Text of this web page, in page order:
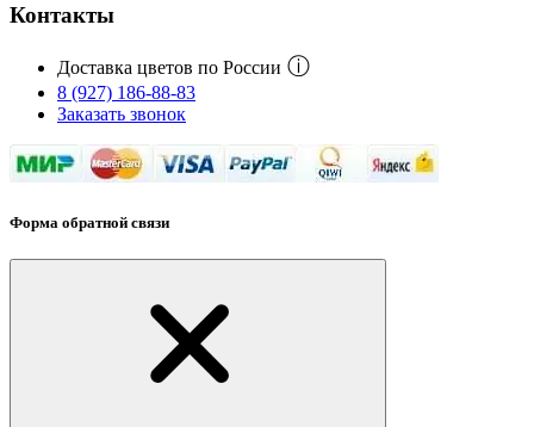
Контакты
Доставка цветов по России ⓘ
8 (927) 186-88-83
Заказать звонок
Форма обратной связи